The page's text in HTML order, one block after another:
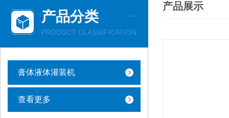
产品分类
PRODUCT CLASSIFICATION
膏体液体灌装机
查看更多
产品展示